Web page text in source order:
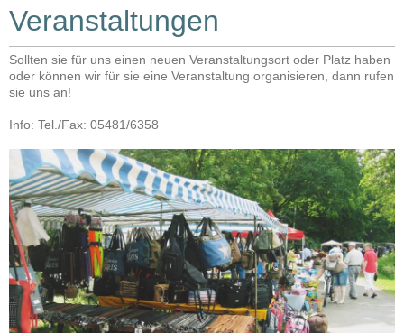
Veranstaltungen
Sollten sie für uns einen neuen Veranstaltungsort oder Platz haben
oder können wir für sie eine Veranstaltung organisieren, dann rufen
sie uns an!
Info: Tel./Fax: 05481/6358